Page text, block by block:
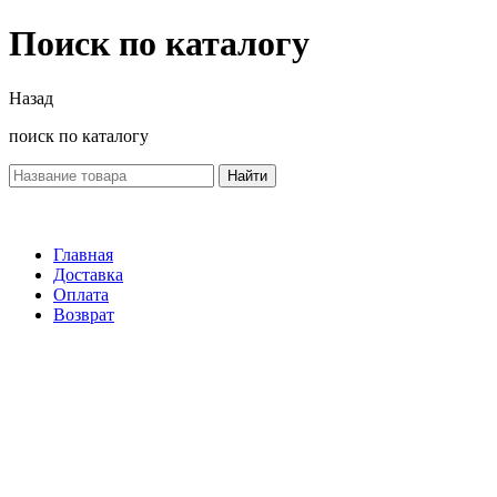
Поиск по каталогу
Назад
поиск по каталогу
Найти
Главная
Доставка
Оплата
Возврат